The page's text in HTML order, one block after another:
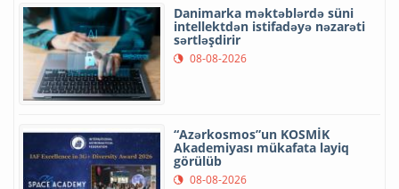
Danimarka məktəblərdə süni
intellektdən istifadəyə nəzarəti
sərtləşdirir
08-08-2026
“Azərkosmos”un KOSMİK
Akademiyası mükafata layiq
görülüb
08-08-2026